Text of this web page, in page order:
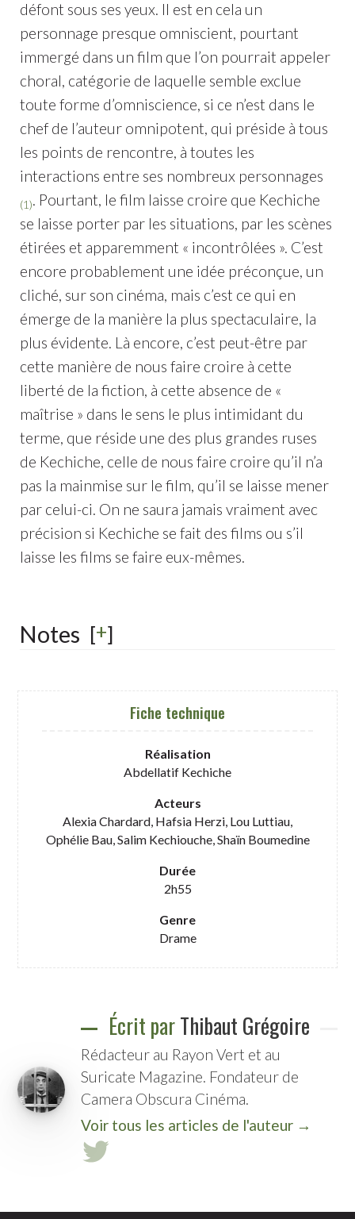
Fiche technique
Réalisation
Abdellatif Kechiche
Acteurs
Alexia Chardard, Hafsia Herzi, Lou Luttiau,
Ophélie Bau, Salim Kechiouche, Shaïn Boumedine
Durée
2h55
Genre
Drame
défont sous ses yeux. Il est en cela un
personnage presque omniscient, pourtant
immergé dans un film que l’on pourrait appeler
choral, catégorie de laquelle semble exclue
toute forme d’omniscience, si ce n’est dans le
chef de l’auteur omnipotent, qui préside à tous
les points de rencontre, à toutes les
interactions entre ses nombreux personnages
(1). Pourtant, le film laisse croire que Kechiche
se laisse porter par les situations, par les scènes
étirées et apparemment « incontrôlées ». C’est
encore probablement une idée préconçue, un
cliché, sur son cinéma, mais c’est ce qui en
émerge de la manière la plus spectaculaire, la
plus évidente. Là encore, c’est peut-être par
cette manière de nous faire croire à cette
liberté de la fiction, à cette absence de «
maîtrise » dans le sens le plus intimidant du
terme, que réside une des plus grandes ruses
de Kechiche, celle de nous faire croire qu’il n’a
pas la mainmise sur le film, qu’il se laisse mener
par celui-ci. On ne saura jamais vraiment avec
précision si Kechiche se fait des films ou s’il
laisse les films se faire eux-mêmes.
Notes [+]
Écrit parThibaut Grégoire
Rédacteur au Rayon Vert et au
Suricate Magazine. Fondateur de
Camera Obscura Cinéma.
Voir tous les articles de l'auteur →